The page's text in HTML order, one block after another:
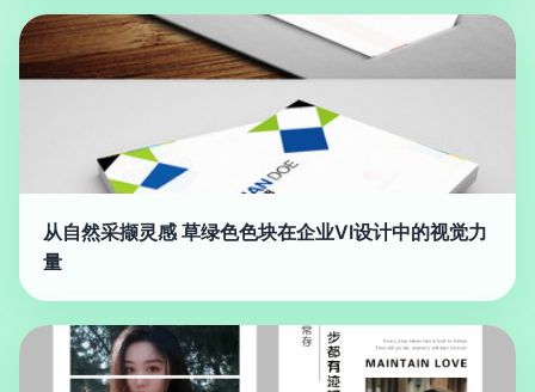
从自然采撷灵感 草绿色色块在企业VI设计中的视觉力
量